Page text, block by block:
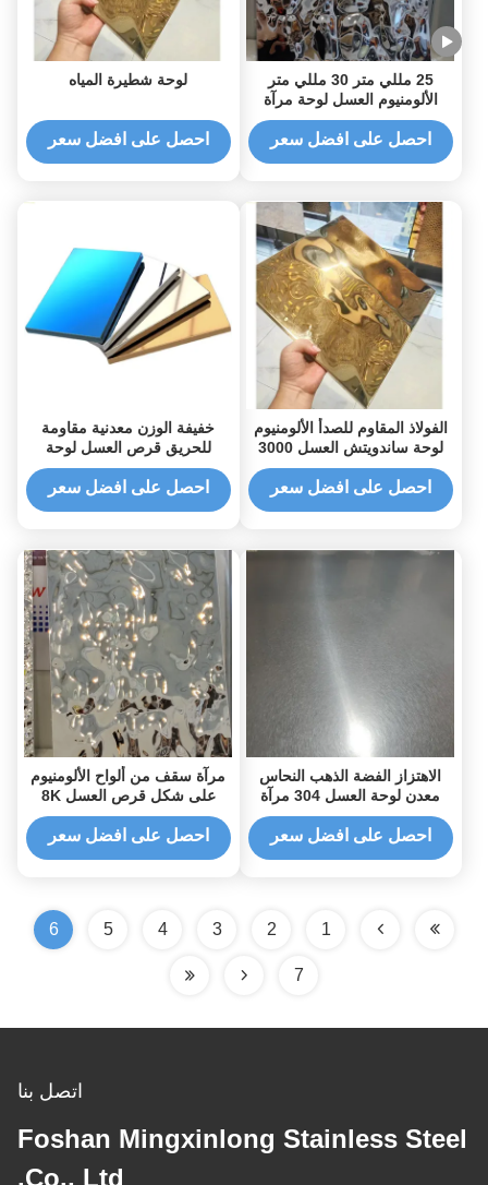
25 مللي متر 30 مللي متر
الألومنيوم العسل لوحة مرآة
النقش الذهب الفضة الأسود
المياه تموج الفولاذ المقاوم للصدأ
احصل على افضل سعر
لوحة شطيرة المياه
احصل على افضل سعر
الفولاذ المقاوم للصدأ الألومنيوم
لوحة ساندويتش العسل 3000
مم طول مرآة 8K
احصل على افضل سعر
خفيفة الوزن معدنية مقاومة
للحريق قرص العسل لوحة
الياقوت الأزرق 1219 * 2438 مم
احصل على افضل سعر
الاهتزاز الفضة الذهب النحاس
معدن لوحة العسل 304 مرآة
البولندية 1180 مللي متر * 3000
مللي متر للجدار
احصل على افضل سعر
مرآة سقف من ألواح الألومنيوم
على شكل قرص العسل 8K
مختومة بطول 4000 مم
احصل على افضل سعر
1
2
3
4
5
6
7
اتصل بنا
Foshan Mingxinlong Stainless Steel
Co., Ltd.